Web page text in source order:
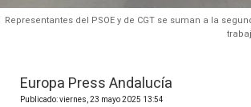
Representantes del PSOE y de CGT se suman a la
Europa Press Andalucía
Publicado: viernes, 23 mayo 2025 13:54